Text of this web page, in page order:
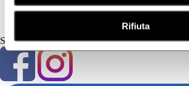
Rifiuta
Contatti
Seguici su